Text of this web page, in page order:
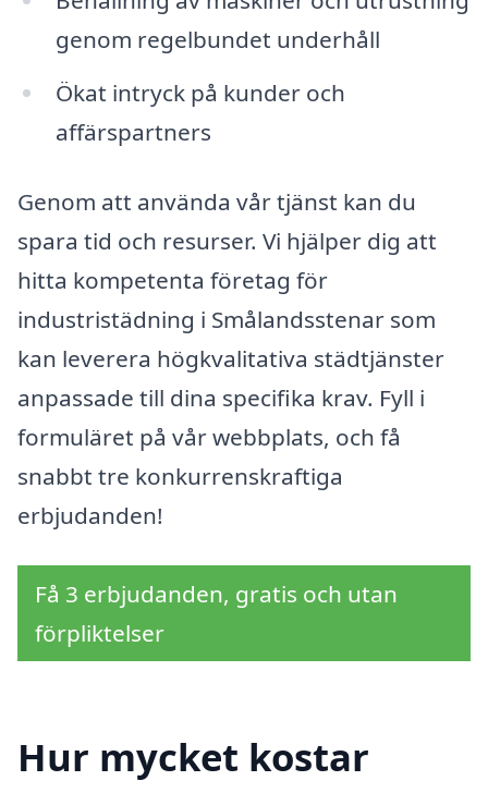
genom regelbundet underhåll
Ökat intryck på kunder och
affärspartners
Genom att använda vår tjänst kan du
spara tid och resurser. Vi hjälper dig att
hitta kompetenta företag för
industristädning i Smålandsstenar som
kan leverera högkvalitativa städtjänster
anpassade till dina specifika krav. Fyll i
formuläret på vår webbplats, och få
snabbt tre konkurrenskraftiga
erbjudanden!
Få 3 erbjudanden, gratis och utan
förpliktelser
Hur mycket kostar